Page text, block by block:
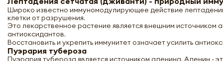
Широко известно иммуномодулирующее действие
клетки от разрушения.
Это лекарственное растение является внешним источником
антиоксидантов.
Восстановить и укрепить иммунитет означает усилить
Пуэрария тубероза
Пуэрария тубероза является источником аденина. Аденин -